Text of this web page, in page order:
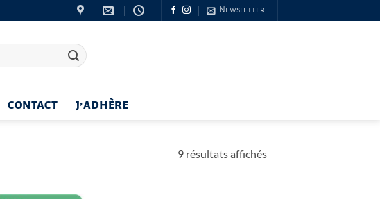
Newsletter
CONTACT J’ADHÈRE
9 résultats affichésTrié